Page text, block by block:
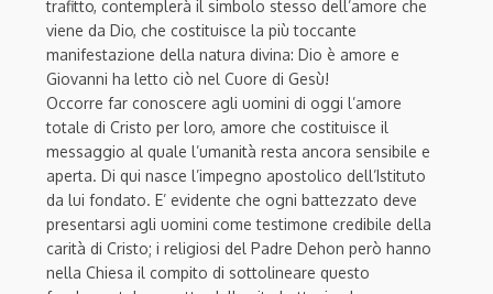
trafitto, contemplerà il simbolo stesso dell’amore che
viene da Dio, che costituisce la più toccante
manifestazione della natura divina: Dio è amore e
Giovanni ha letto ciò nel Cuore di Gesù!
Occorre far conoscere agli uomini di oggi l’amore
totale di Cristo per loro, amore che costituisce il
messaggio al quale l’umanità resta ancora sensibile e
aperta. Di qui nasce l’impegno apostolico dell’Istituto
da lui fondato. E’ evidente che ogni battezzato deve
presentarsi agli uomini come testimone credibile della
carità di Cristo; i religiosi del Padre Dehon però hanno
nella Chiesa il compito di sottolineare questo